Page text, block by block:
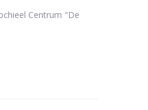
Centrum "De